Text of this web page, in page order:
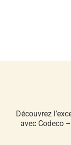
Découvrez
avec Codeco